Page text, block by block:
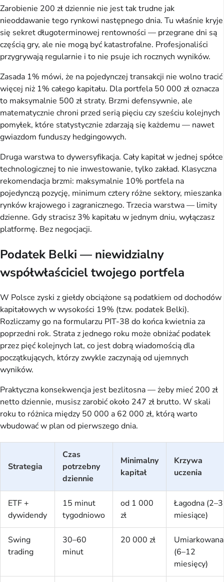
Zarobienie 200 zł dziennie nie jest tak trudne jak
nieoddawanie tego rynkowi następnego dnia. Tu właśnie kryje
się sekret długoterminowej rentowności — przegrane dni są
częścią gry, ale nie mogą być katastrofalne. Profesjonaliści
przygrywają regularnie i to nie psuje ich rocznych wyników.
Zasada 1% mówi, że na pojedynczej transakcji nie wolno tracić
więcej niż 1% całego kapitału. Dla portfela 50 000 zł oznacza
to maksymalnie 500 zł straty. Brzmi defensywnie, ale
matematycznie chroni przed serią pięciu czy sześciu kolejnych
pomyłek, które statystycznie zdarzają się każdemu — nawet
gwiazdom funduszy hedgingowych.
Druga warstwa to dywersyfikacja. Cały kapitał w jednej spółce
technologicznej to nie inwestowanie, tylko zakład. Klasyczna
rekomendacja brzmi: maksymalnie 10% portfela na
pojedynczą pozycję, minimum cztery różne sektory, mieszanka
rynków krajowego i zagranicznego. Trzecia warstwa — limity
dzienne. Gdy stracisz 3% kapitału w jednym dniu, wyłączasz
platformę. Bez negocjacji.
Podatek Belki — niewidzialny
współwłaściciel twojego portfela
W Polsce zyski z giełdy obciążone są podatkiem od dochodów
kapitałowych w wysokości 19% (tzw. podatek Belki).
Rozliczamy go na formularzu PIT-38 do końca kwietnia za
poprzedni rok. Strata z jednego roku może obniżać podatek
przez pięć kolejnych lat, co jest dobrą wiadomością dla
początkujących, którzy zwykle zaczynają od ujemnych
wyników.
Praktyczna konsekwencja jest bezlitosna — żeby mieć 200 zł
netto dziennie, musisz zarobić około 247 zł brutto. W skali
roku to różnica między 50 000 a 62 000 zł, którą warto
wbudować w plan od pierwszego dnia.
Strategia
Czas
potrzebny
dziennie
Minimalny
kapitał
Krzywa
uczenia
ETF +
dywidendy
15 minut
tygodniowo
od 1 000
zł
Łagodna (2–3
miesiące)
Swing
trading
30–60
minut
20 000 zł
Umiarkowana
(6–12
miesięcy)